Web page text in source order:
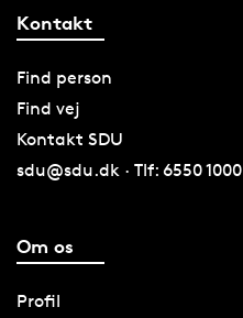
Kontakt
Find person
Find vej
Kontakt SDU
sdu@sdu.dk · Tlf: 6550 1000
Om os
Profil